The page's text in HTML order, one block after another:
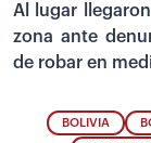
Al lugar
zona ante
de robar en
BOLIVIA